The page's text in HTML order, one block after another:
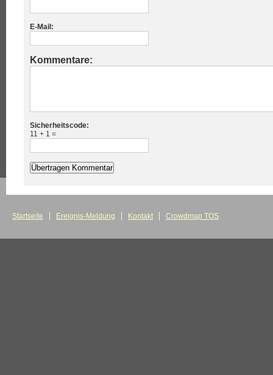
E-Mail:
Kommentare:
Sicherheitscode:
11 + 1 =
Startseite Ereignis-Meldung Kontakt Crowdmap TOS